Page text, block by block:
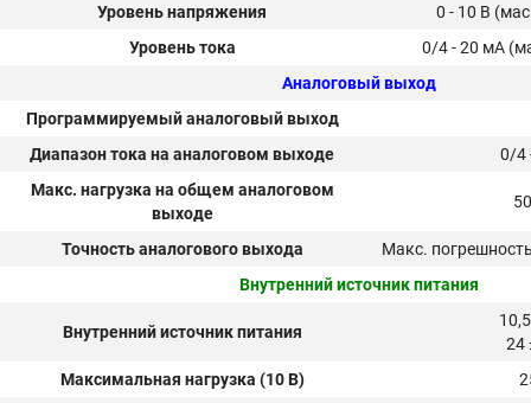
Уровень напряжения
0 - 10 В
Уровень тока
0/4 - 20 мА
Аналоговый выход
Программируемый аналоговый выход
Диапазон тока на аналоговом выходе
0/4
Макс. нагрузка на общем аналоговом
выходе
Точность аналогового выхода
Макс.
Внутренний источник питания
Внутренний источник питания
24
Максимальная нагрузка (10 В)